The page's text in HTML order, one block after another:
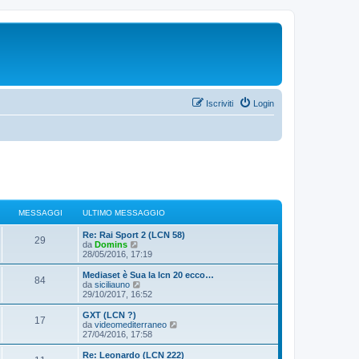
Login
Iscriviti
MESSAGGI ULTIMO MESSAGGIO
29
Re: Rai Sport 2 (LCN 58)
da Domins
e
d
i
u
l
o
m
28/05/2016, 17:19
84
Mediaset è Sua la lcn 20 ecco…
da siciliauno
e
d
u
l
29/10/2017, 16:52
17
GXT (LCN ?)
da videomediterraneo
d
i
27/04/2016, 17:58
Re: Leonardo (LCN 222)